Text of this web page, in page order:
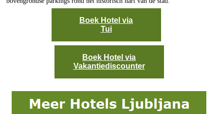
Boek Hotel via
Tui
Boek Hotel via
Vakantiediscounter